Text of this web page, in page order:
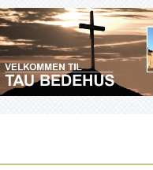
Gå
til
innhold